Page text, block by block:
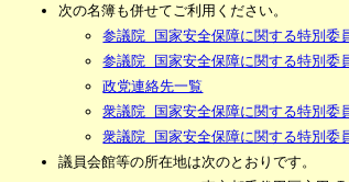
次の名簿も併せてご利用ください。
参議院 国家安全保障に関する特別委
参議院 国家安全保障に関する特別委
政党連絡先一覧
衆議院 国家安全保障に関する特別委
衆議院 国家安全保障に関する特別委
議員会館等の所在地は次のとおりです。